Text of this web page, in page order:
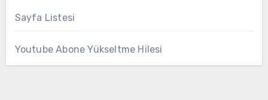
Sayfa Listesi
Youtube Abone Yükseltme Hilesi